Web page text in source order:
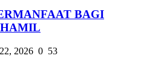
BAGI
2026 0 53